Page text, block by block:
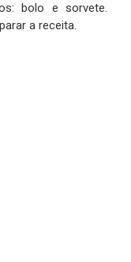
bolo e sorvete.
a receita.